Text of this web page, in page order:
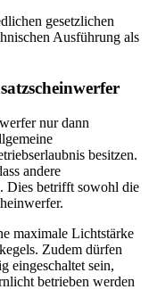
gesetzlichen
Ausführung als
nur dann
besitzen.
andere
Dies betrifft sowohl die
maximale Lichtstärke
Zudem dürfen
eingeschaltet sein,
betrieben werden